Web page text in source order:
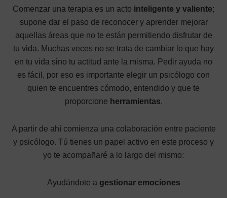
Comenzar una terapia es un acto inteligente y valiente;
supone dar el paso de reconocer y aprender mejorar
aquellas áreas que no te están permitiendo disfrutar de
tu vida. Muchas veces no se trata de cambiar lo que hay
en tu vida sino tu actitud ante la misma. Pedir ayuda no
es fácil, por eso es importante elegir un psicólogo con
quien te encuentres cómodo, entendido y que te
proporcione herramientas.
A partir de ahí comienza una colaboración entre paciente
y psicólogo. Tú tienes un papel activo en este proceso y
yo te acompañaré a lo largo del mismo:
Ayudándote a gestionar emociones